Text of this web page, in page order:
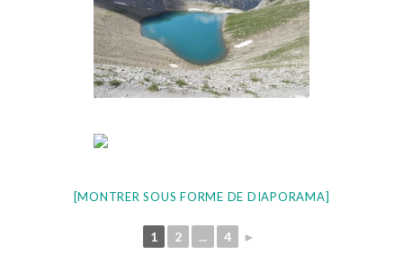
[MONTRER SOUS FORME DE DIAPORAMA]
1 2 ... 4 ►